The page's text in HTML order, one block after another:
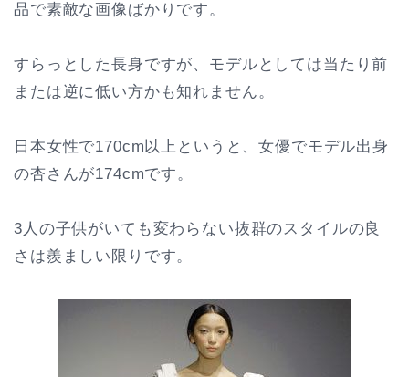
品で素敵な画像ばかりです。
すらっとした長身ですが、モデルとしては当たり前
または逆に低い方かも知れません。
日本女性で170cm以上というと、女優でモデル出身
の杏さんが174cmです。
3人の子供がいても変わらない抜群のスタイルの良
さは羨ましい限りです。